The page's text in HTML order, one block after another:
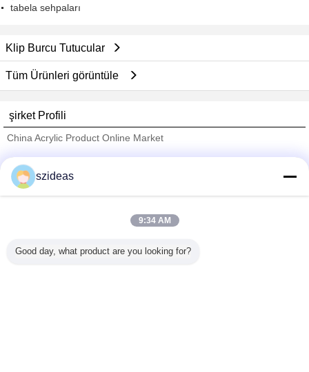
tabela sehpaları
Klip Burcu Tutucular
Tüm Ürünleri görüntüle
şirket Profili
China Acrylic Product Online Market
Trust Seal
Tüm ürünler
szideas
9:34 AM
Good day, what product are you looking for?